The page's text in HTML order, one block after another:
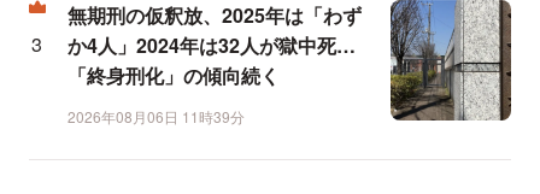
無期刑の仮釈放、2025年は「わず
か4人」2024年は32人が獄中死…
「終身刑化」の傾向続く
2026年08月06日 11時39分